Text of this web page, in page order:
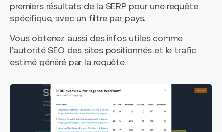
premiers résultats de la SERP pour une requête
spécifique, avec un filtre par pays.
Vous obtenez aussi des infos utiles comme
l’autorité SEO des sites positionnés et le trafic
estimé généré par la requête.